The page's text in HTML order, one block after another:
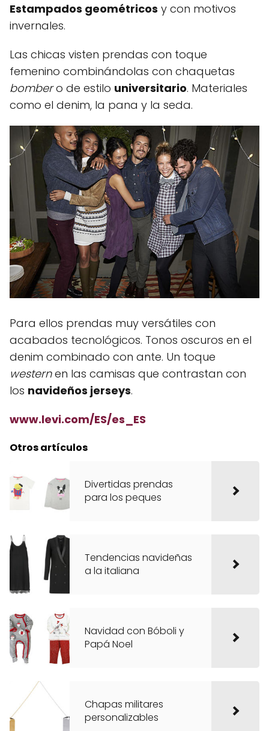
Estampados geométricos y con motivos
invernales.
Las chicas visten prendas con toque
femenino combinándolas con chaquetas
bombero de estilo universitario. Materiales
como el denim, la pana y la seda.
Para ellos prendas muy versátiles con
acabados tecnológicos. Tonos oscuros en el
denim combinado con ante. Un toque
westernen las camisas que contrastan con
los navideños jerseys.
www.levi.com/ES/es_ES
Otros artículos
Divertidas prendas
para los peques
Tendencias navideñas
a la italiana
Navidad con Bóboli y
Papá Noel
Chapas militares
personalizables